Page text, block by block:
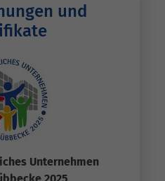
und
Unternehmen
2025